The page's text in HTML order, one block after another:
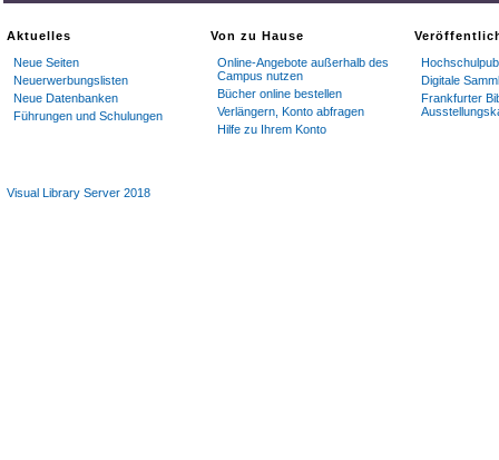
Aktuelles
Neue Seiten
Neuerwerbungslisten
Neue Datenbanken
Führungen und Schulungen
Von zu Hause
Online-Angebote außerhalb des
Campus nutzen
Bücher online bestellen
Verlängern, Konto abfragen
Hilfe zu Ihrem Konto
Digitale
Frankfurter
Visual Library Server 2018